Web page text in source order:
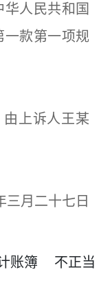
人民共和国
一款第一项规
上诉人王某
月二十七日
账簿
不正当